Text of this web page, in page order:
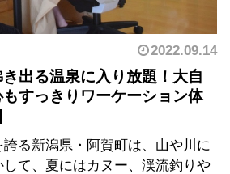
2022.09.14
出る温泉に入り放題！大自
すっきりワーケーション体
る新潟県・阿賀町は、山や川に
て、夏にはカヌー、渓流釣りや